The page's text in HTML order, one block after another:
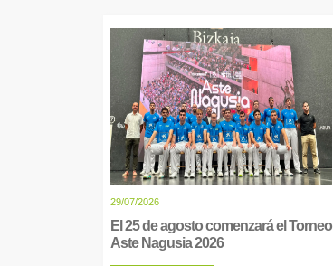
29/07/2026
El 25 de agosto comenzará el Torneo
Aste Nagusia 2026